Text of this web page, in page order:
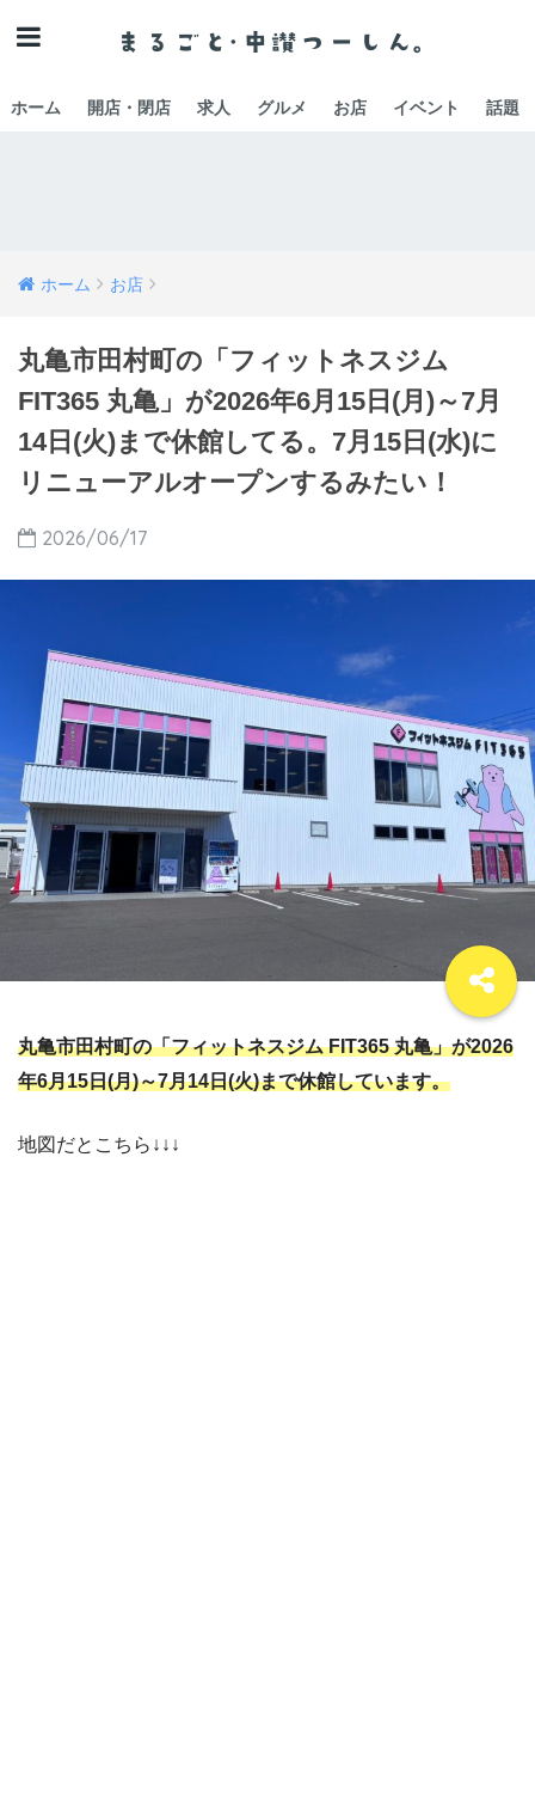
ホーム 開店・閉店 求人 グルメ お店 イベント 話題
ホーム お店
丸亀市田村町の「フィットネスジム
FIT365 丸亀」が2026年6月15日(月)～7月
14日(火)まで休館してる。7月15日(水)に
リニューアルオープンするみたい！
2026/06/17
丸亀市田村町の「フィットネスジム FIT365 丸亀」が2026
年6月15日(月)～7月14日(火)まで休館しています。
地図だとこちら↓↓↓